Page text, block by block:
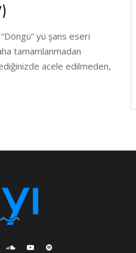
yü şans eseri
tamamlanmadan
acele edilmeden,